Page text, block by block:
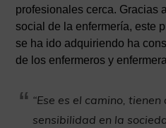
profesionales cerca. Gracias
social de la enfermería, este
se ha ido adquiriendo ha
de los enfermeros y
“Ese es el camino,
sensibilidad en la